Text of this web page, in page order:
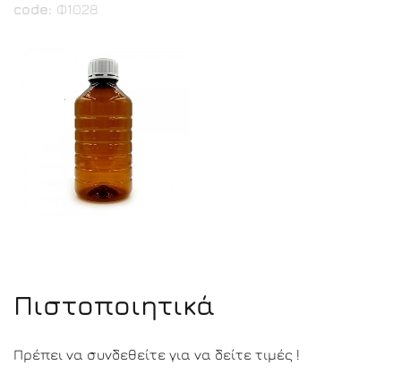
code: Φ1028
Πιστοποιητικά
Πρέπει να συνδεθείτε για να δείτε τιμές !